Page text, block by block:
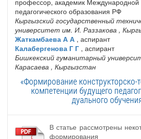
педагогического образования РФ
Кыргызский государственный
университет им. И. Раззакова ,
Жаткамбаева А А , аспирант
Калабергенова Г Г , аспирант
Бишкекский гуманитарный
Карасаева , Кыргызстан
«Формирование конструкторско-
компетенции будущего
дуального
В статье рассмотрены
формирования